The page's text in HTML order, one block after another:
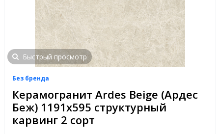
Быстрый просмотр
Без бренда
Керамогранит Ardes Beige (Ардес
Беж) 1191х595 структурный
карвинг 2 сорт